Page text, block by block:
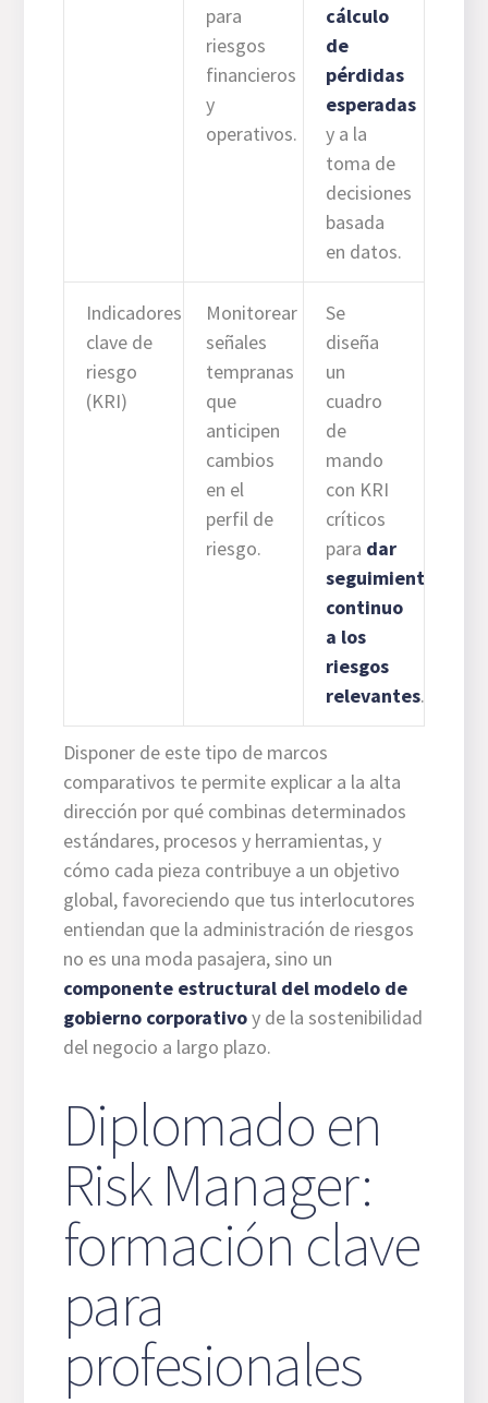
para
riesgos
financieros
y
operativos.
cálculo
de
pérdidas
esperadas
y a la
toma de
decisiones
basada
en datos.
Indicadores
clave de
riesgo
(KRI)
Monitorear
señales
tempranas
que
anticipen
cambios
en el
perfil de
riesgo.
Se
diseña
un
cuadro
de
mando
con KRI
críticos
para dar
seguimiento
continuo
a los
riesgos
relevantes.
Disponer de este tipo de marcos
comparativos te permite explicar a la alta
dirección por qué combinas determinados
estándares, procesos y herramientas, y
cómo cada pieza contribuye a un objetivo
global, favoreciendo que tus interlocutores
entiendan que la administración de riesgos
no es una moda pasajera, sino un
componente estructural del modelo de
gobierno corporativoy de la sostenibilidad
del negocio a largo plazo.
Diplomado en
Risk Manager:
formación clave
para
profesionales